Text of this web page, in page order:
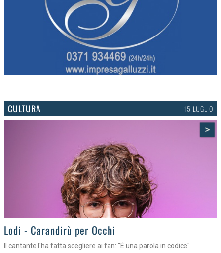
CULTURA 15 LUGLIO
>
Lodi - Carandirù per Occhi
Il cantante l'ha fatta scegliere ai fan: "È una parola in codice"